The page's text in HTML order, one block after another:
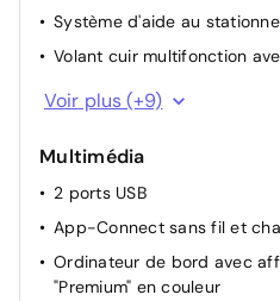
Système d'aide au
Volant cuir multifonction
Prise 12 V sur la console
coffre à bagages
Rétroviseur intérieur à
Frein de stationnement
Hold
Dossier de siège passager
Sièges AV confort avec
Voir plus (+9)
Multimédia
2 ports USB
App-Connect sans fil et
Ordinateur de bord avec
"Premium" en couleur